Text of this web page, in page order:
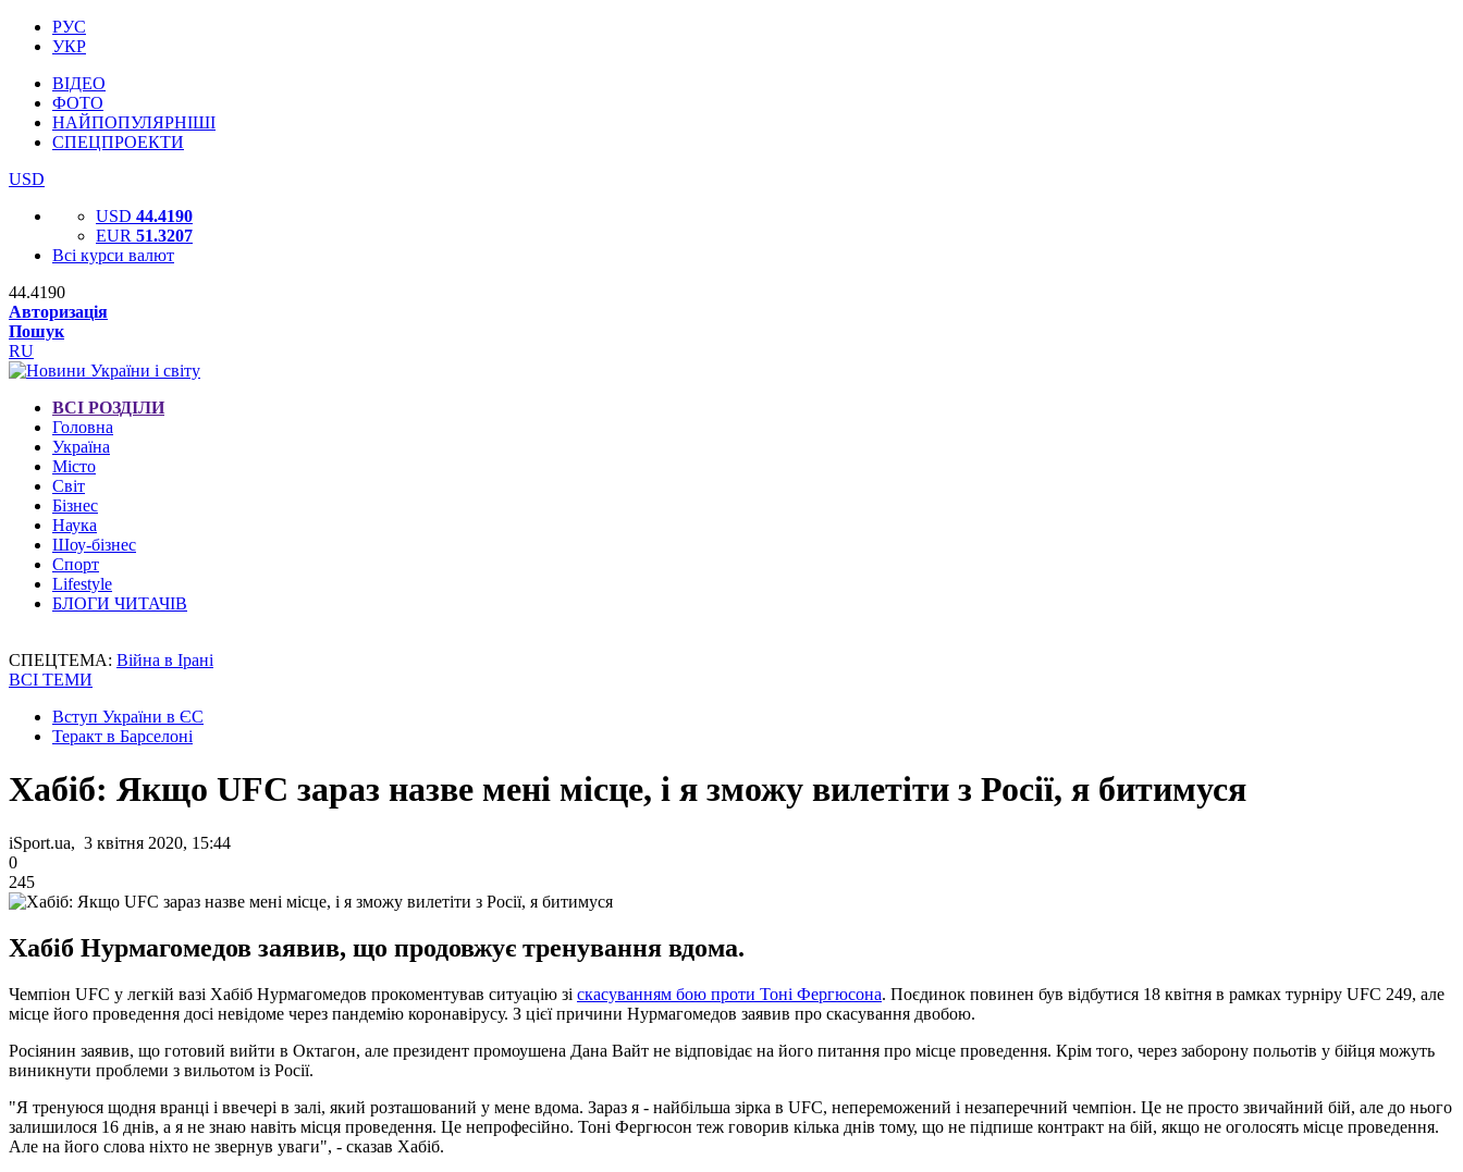
РУС
УКР
ВІДЕО
ФОТО
НАЙПОПУЛЯРНІШІ
СПЕЦПРОЕКТИ
USD
USD 44.4190
EUR 51.3207
Всі курси валют
44.4190
Авторизація
Пошук
RU
ВСІ РОЗДІЛИ
Головна
Україна
Місто
Світ
Бізнес
Наука
Шоу-бізнес
Спорт
Lifestyle
БЛОГИ ЧИТАЧІВ
СПЕЦТЕМА: Війна в Ірані
ВСІ ТЕМИ
Вступ України в ЄС
Теракт в Барселоні
Хабіб: Якщо UFC зараз назве мені місце, і я зможу вилетіти з Росії, я битимуся
iSport.ua, 3 квітня 2020, 15:44
0
245
Хабіб Нурмагомедов заявив, що продовжує тренування вдома.
Чемпіон UFC у легкій вазі Хабіб Нурмагомедов прокоментував ситуацію зі скасуванням бою проти Тоні Фергюсона. Поєдинок повинен був відбутися 18 квітня в рамках турніру UFC 249, але
місце його проведення досі невідоме через пандемію коронавірусу. З цієї причини Нурмагомедов заявив про скасування двобою.
Росіянин заявив, що готовий вийти в Октагон, але президент промоушена Дана Вайт не відповідає на його питання про місце проведення. Крім того, через заборону польотів у бійця можуть
виникнути проблеми з вильотом із Росії.
"Я тренуюся щодня вранці і ввечері в залі, який розташований у мене вдома. Зараз я - найбільша зірка в UFC, непереможений і незаперечний чемпіон. Це не просто звичайний бій, але до нього
залишилося 16 днів, а я не знаю навіть місця проведення. Це непрофесійно. Тоні Фергюсон теж говорив кілька днів тому, що не підпише контракт на бій, якщо не оголосять місце проведення.
Але на його слова ніхто не звернув уваги", - сказав Хабіб.